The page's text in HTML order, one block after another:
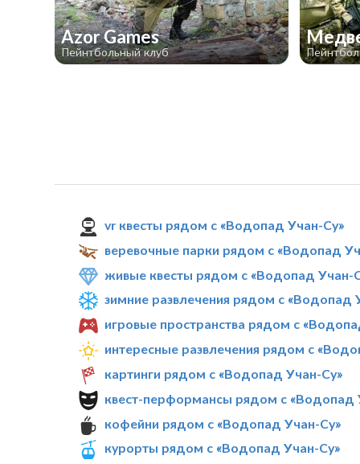
Azor Games
Пейнтбольный клуб
vr квесты рядом с «Водопад Учан-Су»
веревочные парки рядом с «Водопад
живые квесты рядом с «Водопад Учан-
зимние развлечения рядом с «Водопад
игровые пространства рядом с
интересные развлечения рядом с
картинги рядом с «Водопад Учан-Су»
квест-перформансы рядом с «Водопад
кофейни рядом с «Водопад Учан-Су»
курорты рядом с «Водопад Учан-Су»